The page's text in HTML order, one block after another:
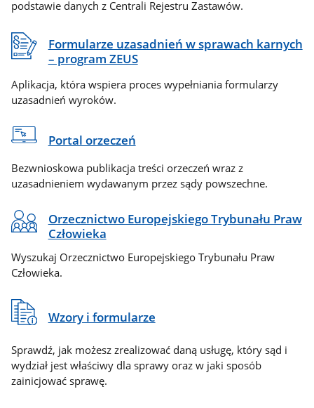
podstawie danych z Centrali Rejestru Zastawów.
Formularze uzasadnień w sprawach karnych
– program ZEUS
Aplikacja, która wspiera proces wypełniania formularzy
uzasadnień wyroków.
Portal orzeczeń
Bezwnioskowa publikacja treści orzeczeń wraz z
uzasadnieniem wydawanym przez sądy powszechne.
Orzecznictwo Europejskiego Trybunału Praw
Człowieka
Wyszukaj Orzecznictwo Europejskiego Trybunału Praw
Człowieka.
Wzory i formularze
Sprawdź, jak możesz zrealizować daną usługę, który sąd i
wydział jest właściwy dla sprawy oraz w jaki sposób
zainicjować sprawę.